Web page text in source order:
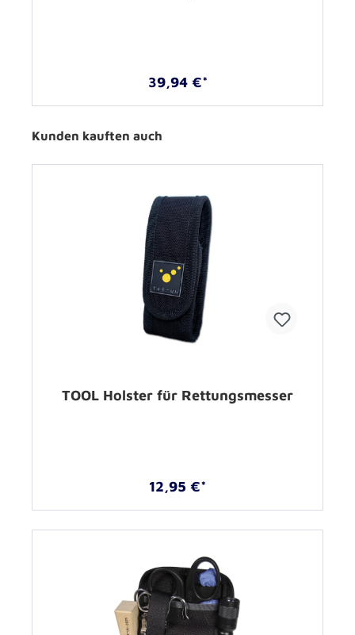
39,94 €*
Kunden kauften auch
TOOL Holster für Rettungsmesser
12,95 €*